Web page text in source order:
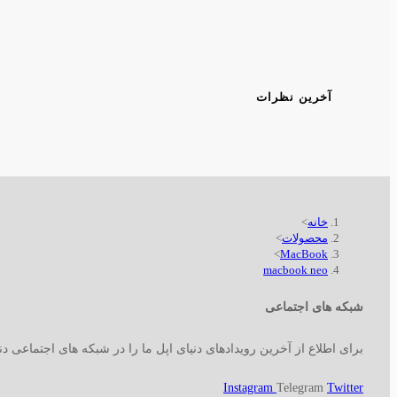
آخرین نظرات
خانه>
محصولات>
MacBook
>
macbook neo
شبکه های اجتماعی
برای اطلاع از آخرین رویدادهای دنیای اپل ما را در شبکه های اجتماعی
Instagram Telegram Twitter